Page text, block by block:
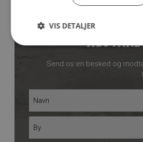
Send os en besked og
VIS DETALJER